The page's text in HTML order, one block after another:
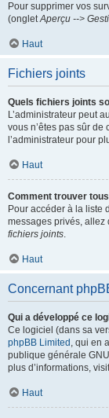
Pour supprimer vos
(ongletAperçu -->
Haut
Fichiers joints
Quels fichiers joints
L’administrateur peut
vous n’êtes pas sûr
l’administrateur pour
Haut
Comment trouver
Pour accéder à la liste
messages privés, allez
fichiers joints.
Haut
Concernant
Qui a développé ce
Ce logiciel (dans sa
phpBB Limited , qui en
publique générale
plus d’informations,
Haut